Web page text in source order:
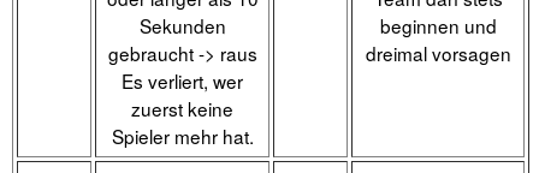
Sekunden
gebraucht -> raus
Es verliert, wer
zuerst keine
Spieler mehr hat.
beginnen und
dreimal vorsagen